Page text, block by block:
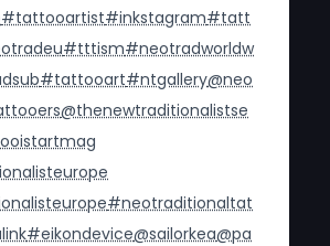
#tattooartist#inkstagram#tatt
#tttism#neotradworldw
#tattooart#ntgallery@neo
@thenewtraditionalistse
#neotraditionaltat
#eikondevice@sailorkea@pa